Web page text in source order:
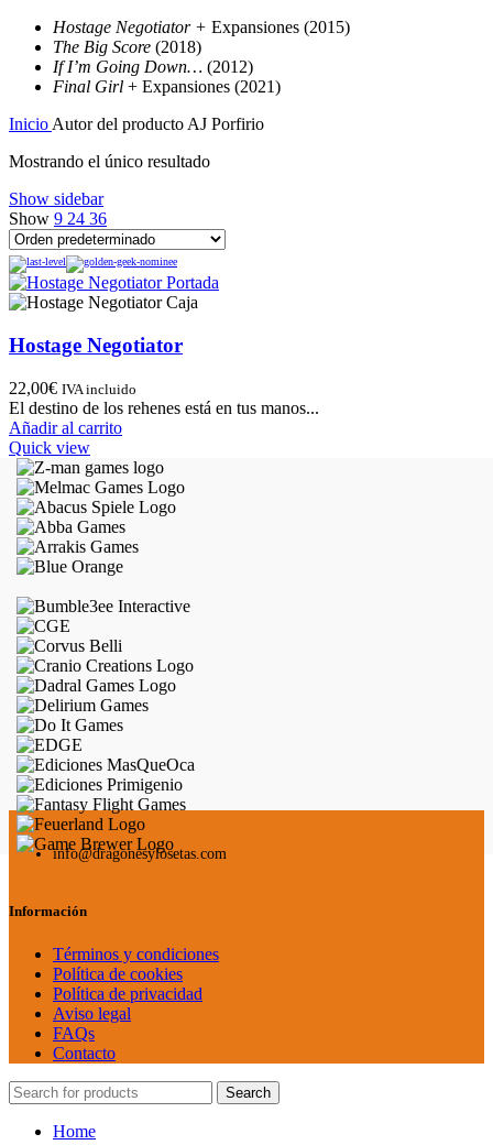
Hostage Negotiator + Expansiones (2015)
The Big Score (2018)
If I’m Going Down… (2012)
Final Girl + Expansiones (2021)
InicioAutor del productoAJ Porfirio
Mostrando el único resultado
Show sidebar
Show 9 24 36
Hostage Negotiator
22,00€ IVA incluido
El destino de los rehenes está en tus manos...
Añadir al carrito
Quick view
info@dragonesylosetas.com
Información
Términos y condiciones
Política de cookies
Política de privacidad
Aviso legal
FAQs
Contacto
Search
Home